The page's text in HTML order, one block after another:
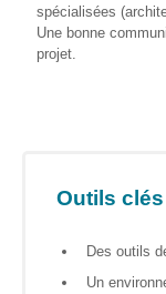
spécialisées
Une bonne
projet.
Outils clés
Des outils
Un
Pour
les
ouvertes